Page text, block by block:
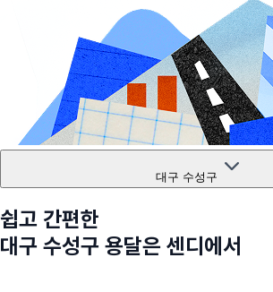
대구 수성구
쉽고 간편한
대구 수성구 용달은 센디에서